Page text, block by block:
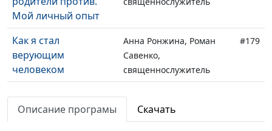
Мой личный опыт
Как я стал
верующим
человеком
Анна Ронжина, Роман
Савенко,
священнослужитель
#179
Как я создал курс
«Второй шанс для
Анна Ронжина, Роман
Савенко,
священнослужитель,
Описание програмы Скачать